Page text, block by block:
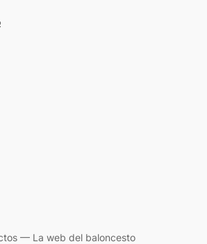
— La web del baloncesto